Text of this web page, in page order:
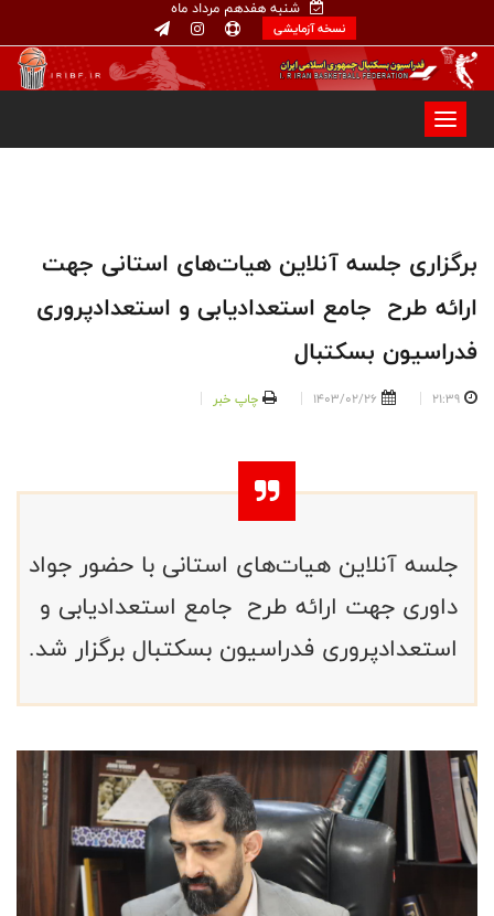
شنبه هفدهم مرداد ماه
نسخه آزمایشی
برگزاری جلسه آنلاین هیات‌های استانی جهت
ارائه طرح جامع استعدادیابی و استعدادپروری
فدراسیون بسکتبال
21:39
1403/02/26 چاپ خبر
جلسه آنلاین هیات‌های استانی با حضور جواد
داوری جهت ارائه طرح جامع استعدادیابی و
استعدادپروری فدراسیون بسکتبال برگزار شد.